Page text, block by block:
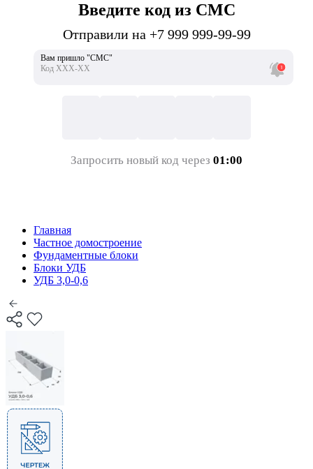
Введите код из СМС
Отправили на +7 999 999-99-99
Вам пришло "СМС"
Код ХХХ-ХХ
Запросить новый код через 01:00
Главная
Частное домостроение
Фундаментные блоки
Блоки УДБ
УДБ 3,0-0,6